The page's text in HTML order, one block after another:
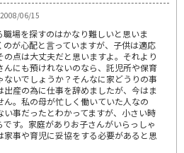
06/15
職場を探すのはかなり難しいと思いま
のが心配と言っていますが、子供は適応
の点は大丈夫だと思いますよ。それより
んにも預けれないのなら、託児所や保育
いでしょうか？そんなに家どうりの事
出産の為に仕事を辞めましたが、今はま
ん。私の母が忙しく働いていた人なの
事だったとわかってますが、小さい時
す。家庭がありお子さんがいらっしゃ
家事や育児に妥協をする必要があると思